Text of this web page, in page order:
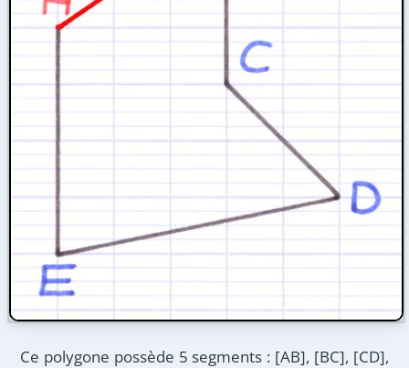
Ce polygone possède 5 segments : [AB], [BC], [CD],